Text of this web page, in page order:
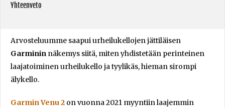
Yhteenveto
Arvosteluumme saapui urheilukellojen jättiläisen
Garminin näkemys siitä, miten yhdistetään perinteinen
laajatoiminen urheilukello ja tyylikäs, hieman sirompi
älykello.
Garmin Venu 2 on vuonna 2021 myyntiin laajemmin